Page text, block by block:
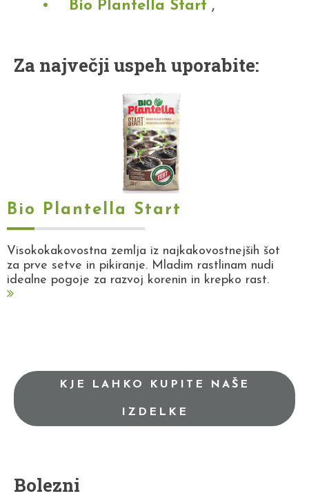
Bio Plantella Start ,
Za največji uspeh uporabite:
Bio Plantella Start
Visokokakovostna zemlja iz najkakovostnejših šot
za prve setve in pikiranje. Mladim rastlinam nudi
idealne pogoje za razvoj korenin in krepko rast.
KJE LAHKO KUPITE NAŠE
IZDELKE
Bolezni